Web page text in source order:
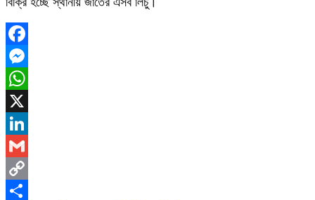
Facebook
Messenger
WhatsApp
X
LinkedIn
Gmail
Copy